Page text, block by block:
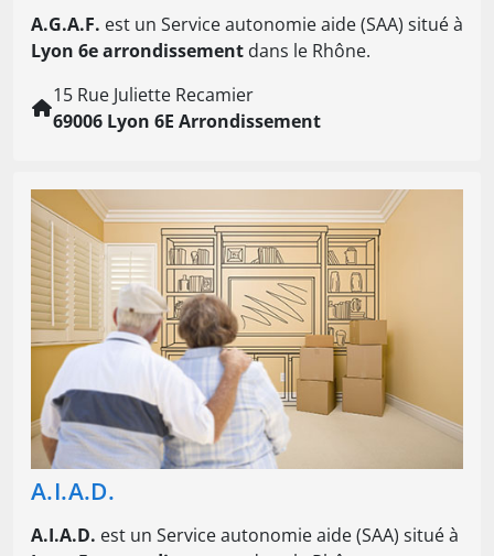
A.G.A.F. est un Service autonomie aide (SAA) situé à
Lyon 6e arrondissement dans le Rhône.
15 Rue Juliette Recamier
69006 Lyon 6E Arrondissement
A.I.A.D.
A.I.A.D. est un Service autonomie aide (SAA) situé à